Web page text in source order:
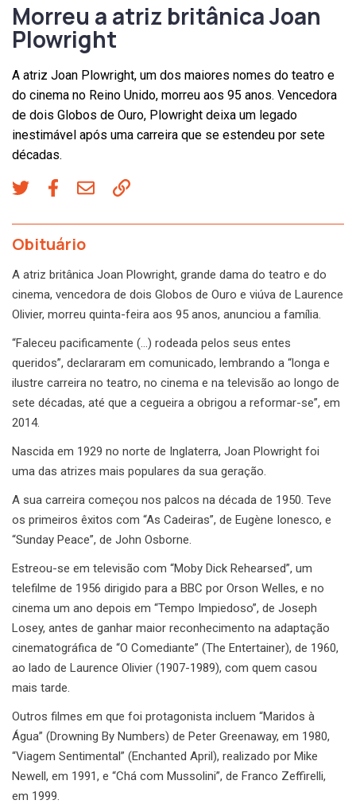
Morreu a atriz britânica Joan
Plowright
A atriz Joan Plowright, um dos maiores nomes do teatro e
do cinema no Reino Unido, morreu aos 95 anos. Vencedora
de dois Globos de Ouro, Plowright deixa um legado
inestimável após uma carreira que se estendeu por sete
décadas.
Obituário
A atriz britânica Joan Plowright, grande dama do teatro e do
cinema, vencedora de dois Globos de Ouro e viúva de Laurence
Olivier, morreu quinta-feira aos 95 anos, anunciou a família.
“Faleceu pacificamente (…) rodeada pelos seus entes
queridos”, declararam em comunicado, lembrando a “longa e
ilustre carreira no teatro, no cinema e na televisão ao longo de
sete décadas, até que a cegueira a obrigou a reformar-se”, em
2014.
Nascida em 1929 no norte de Inglaterra, Joan Plowright foi
uma das atrizes mais populares da sua geração.
A sua carreira começou nos palcos na década de 1950. Teve
os primeiros êxitos com “As Cadeiras”, de Eugène Ionesco, e
“Sunday Peace”, de John Osborne.
Estreou-se em televisão com “Moby Dick Rehearsed”, um
telefilme de 1956 dirigido para a BBC por Orson Welles, e no
cinema um ano depois em “Tempo Impiedoso”, de Joseph
Losey, antes de ganhar maior reconhecimento na adaptação
cinematográfica de “O Comediante” (The Entertainer), de 1960,
ao lado de Laurence Olivier (1907-1989), com quem casou
mais tarde.
Outros filmes em que foi protagonista incluem “Maridos à
Água” (Drowning By Numbers) de Peter Greenaway, em 1980,
“Viagem Sentimental” (Enchanted April), realizado por Mike
Newell, em 1991, e “Chá com Mussolini”, de Franco Zeffirelli,
em 1999.